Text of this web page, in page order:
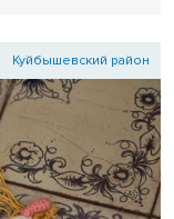
Куйбышевский район